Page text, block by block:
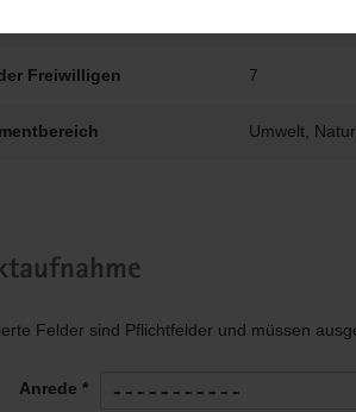
Freiwilligen 7
Umwelt,
Felder sind Pflichtfelder und müssen
Anrede *